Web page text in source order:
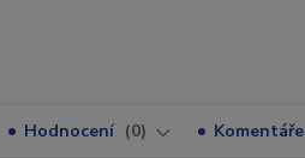
Hodnocení 0 Komentáře